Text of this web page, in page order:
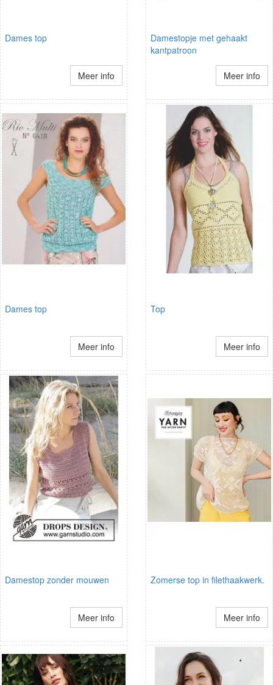
Dames top
Meer info
Damestopje met gehaakt
kantpatroon
Meer info
Dames top
Meer info
Top
Meer info
Damestop zonder mouwen
Meer info
Zomerse top in filethaakwerk.
Meer info